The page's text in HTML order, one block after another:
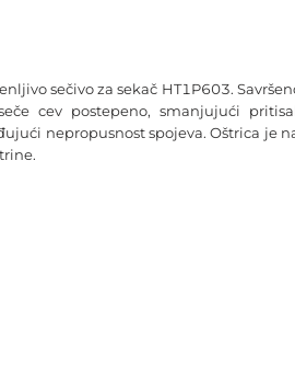
sečivo za sekač HT1P603.
cev postepeno, smanjujući
nepropusnost spojeva. Oštrica je